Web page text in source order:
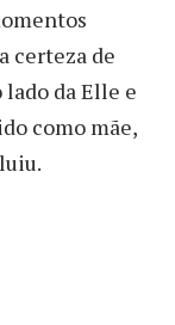
certeza de
lado da Elle e
como mãe,